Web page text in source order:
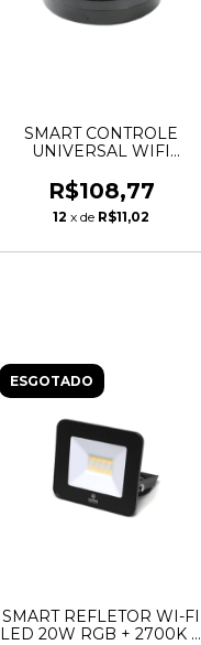
SMART CONTROLE
UNIVERSAL WIFI
TASCHIBRA
R$108,77
12 x de R$11,02
ESGOTADO
SMART REFLETOR WI-FI
LED 20W RGB + 2700K A